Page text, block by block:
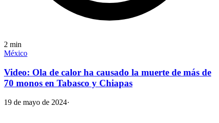
2 min
México
Video: Ola de calor ha causado la muerte de más de
70 monos en Tabasco y Chiapas
19 de mayo de 2024·